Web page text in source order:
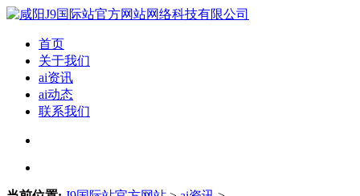
首页
关于我们
ai资讯
ai动态
联系我们